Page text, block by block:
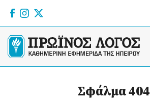
Σφάλμα 404